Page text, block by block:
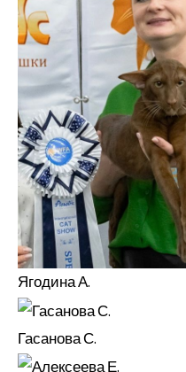
Ягодина А.
Гасанова С.